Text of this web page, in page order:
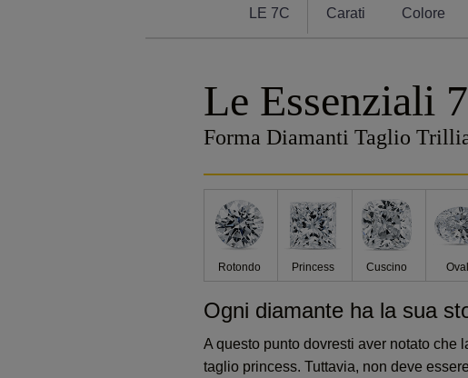
LE 7C Carati Colore
Le Essenziali
Forma Diamanti Taglio
Rotondo Princess Cuscino
Ogni diamante ha la sua
A questo punto dovresti aver notato che
taglio princess. Tuttavia, non deve